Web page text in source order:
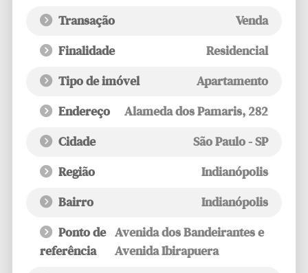
Transação
Venda
Finalidade
Residencial
Tipo de imóvel
Apartamento
Endereço
Alameda dos Pamaris, 282
Cidade
São Paulo - SP
Região
Indianópolis
Bairro
Indianópolis
Ponto de
referência
Avenida dos Bandeirantes e
Avenida Ibirapuera